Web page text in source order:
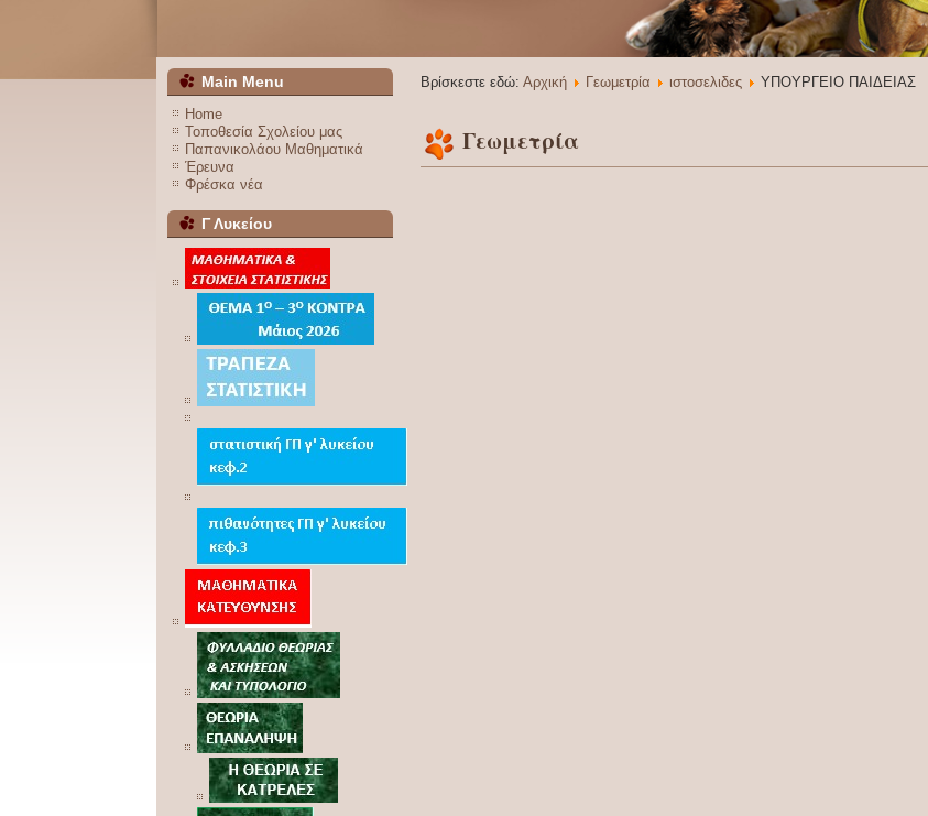
Main Menu
Home
Τοποθεσία Σχολείου μας
Παπανικολάου Μαθηματικά
Έρευνα
Φρέσκα νέα
Γ Λυκείου
Βρίσκεστε εδώ: Αρχική Γεωμετρία ιστοσελιδες ΥΠΟΥΡΓΕΙΟ ΠΑΙΔΕΙΑΣ
Γεωμετρία